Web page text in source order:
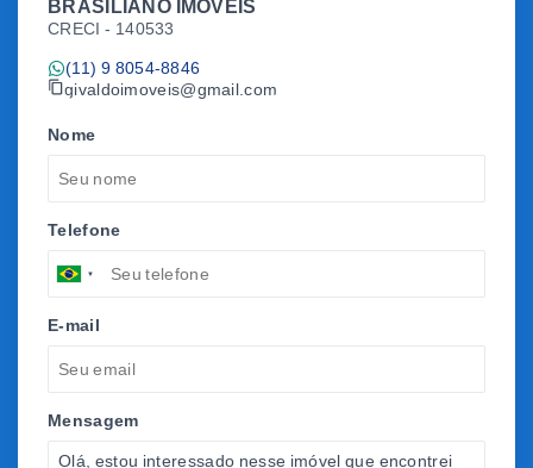
BRASILIANO IMÓVEIS
CRECI - 140533
(11) 9 8054-8846
givaldoimoveis@gmail.com
Nome
Telefone
E-mail
Mensagem